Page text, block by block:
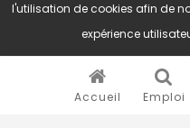
Accueil Emploi
l'utilisation de cookies afin de
expérience